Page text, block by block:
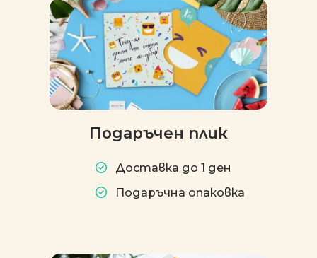
Подаръчен плик
Доставка до 1 ден
Подаръчна опаковка